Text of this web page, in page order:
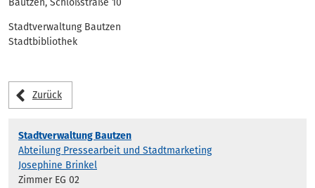
Bautzen, Schloßstraße 10
Stadtverwaltung Bautzen
Stadtbibliothek
Zurück
Stadtverwaltung Bautzen
Abteilung Pressearbeit und Stadtmarketing
Josephine Brinkel
Zimmer EG 02